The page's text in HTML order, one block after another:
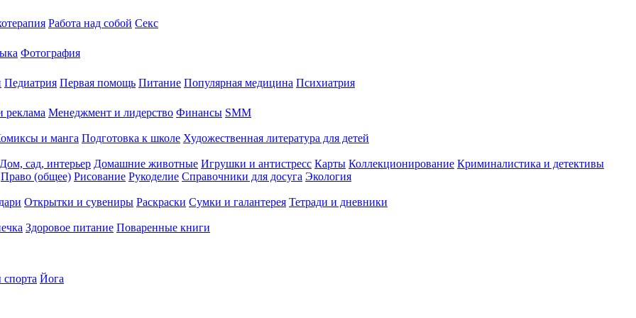
Работа над собой Секс
Фотография
Педиатрия Первая помощь Питание Популярная медицина Психиатрия
реклама Менеджмент и лидерство Финансы SMM
и манга Подготовка к школе Художественная литература для детей
Дом, сад, интерьер Домашние животные Игрушки и антистресс Карты Коллекционирование Криминалистика и детективы
Право (общее) Рисование Рукоделие Справочники для досуга Экология
Открытки и сувениры Раскраски Сумки и галантерея Тетради и дневники
Здоровое питание Поваренные книги
Йога